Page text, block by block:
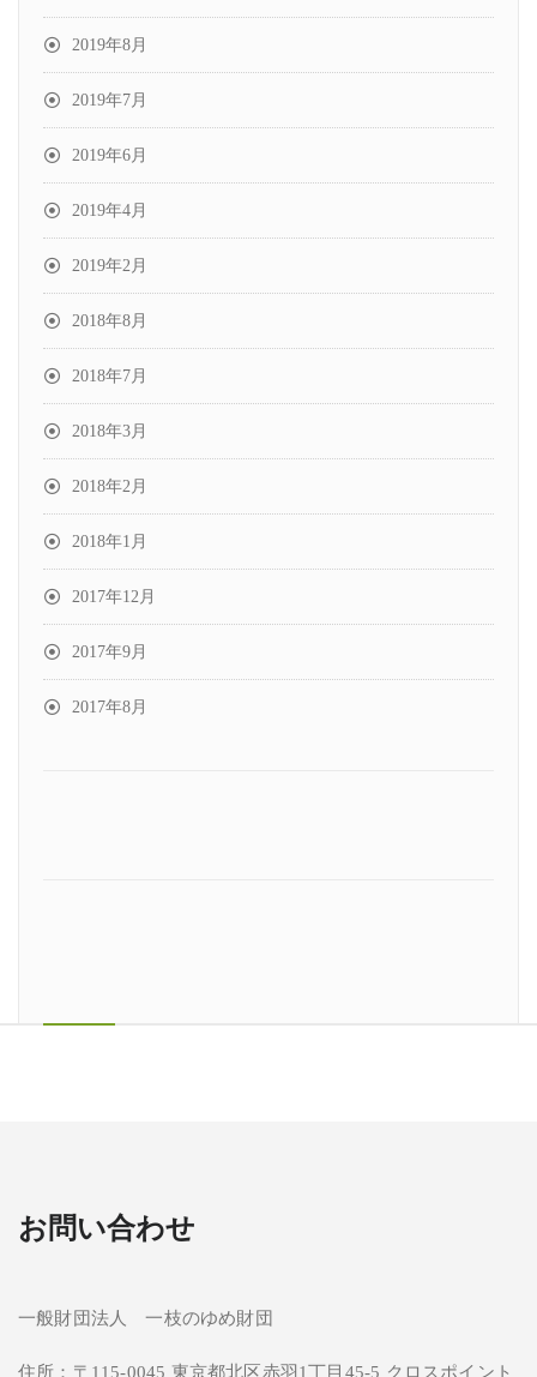
2019年8月
2019年7月
2019年6月
2019年4月
2019年2月
2018年8月
2018年7月
2018年3月
2018年2月
2018年1月
2017年12月
2017年9月
2017年8月
お問い合わせ
一般財団法人 一枝のゆめ財団
住所：〒115-0045 東京都北区赤羽1丁目45-5 クロスポイント